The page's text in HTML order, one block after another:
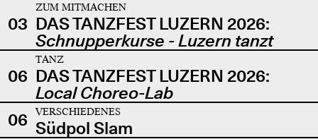
03
ZUM MITMACHEN
DAS TANZFEST LUZERN 2026:
Schnupperkurse - Luzern tanzt
06
TANZ
DAS TANZFEST LUZERN 2026:
Local Choreo-Lab
06
VERSCHIEDENES
Südpol Slam